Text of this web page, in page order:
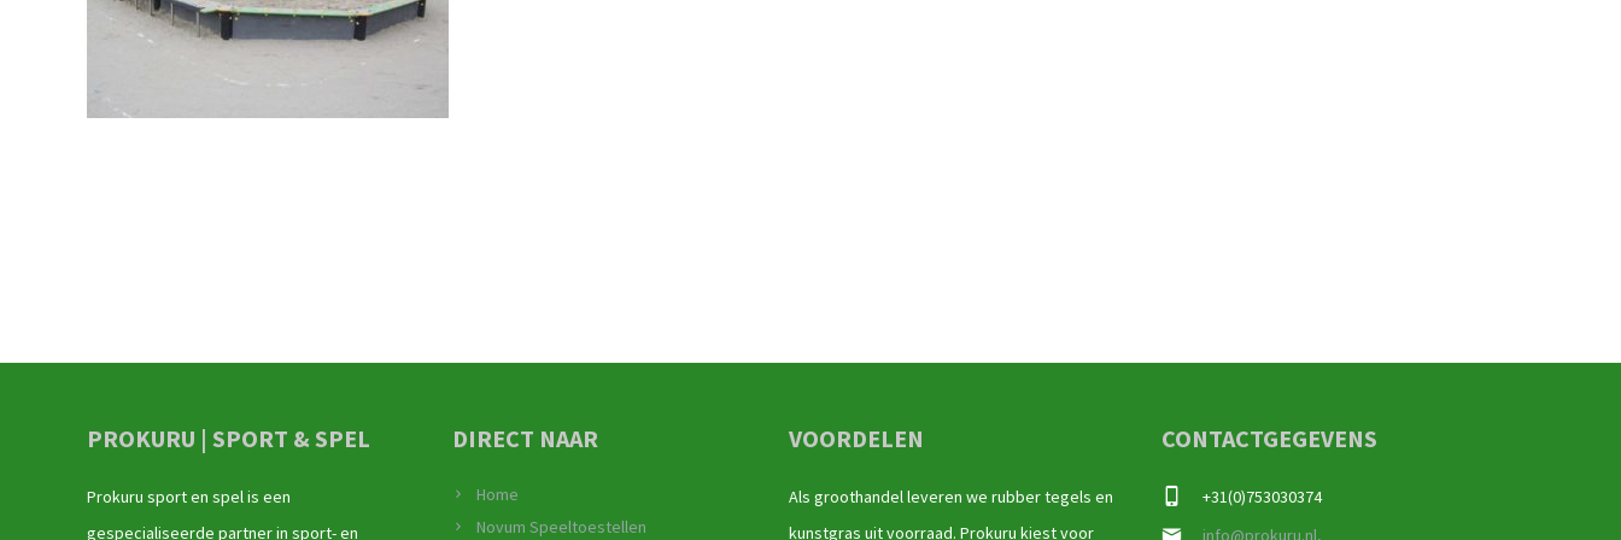
PROKURU | SPORT & SPEL
Prokuru sport en spel is een
gespecialiseerde partner in sport- en
DIRECT NAAR
Home
Novum Speeltoestellen
VOORDELEN
Als groothandel leveren we rubber tegels en
kunstgras uit voorraad. Prokuru kiest voor
CONTACTGEGEVENS
+31(0)753030374
info@prokuru.nl,